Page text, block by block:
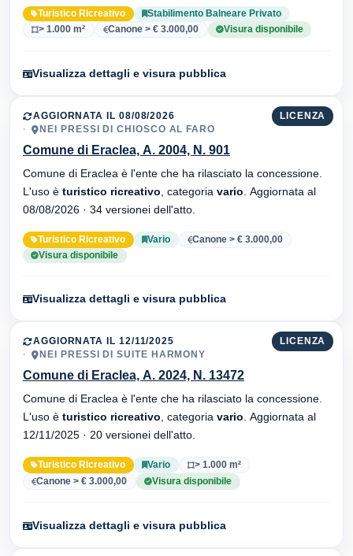
Turistico Ricreativo
Stabilimento Balneare Privato
> 1.000 m²
Canone > € 3.000,00 Visura disponibile
Visualizza dettagli e visura pubblica
LICENZA
AGGIORNATA IL 08/08/2026
NEI PRESSI DI CHIOSCO AL FARO
Comune di Eraclea, A. 2004, N. 901
Comune di Eraclea è l'ente che ha rilasciato la concessione.
L'uso è turistico ricreativo , categoria vario
08/08/2026 · 34 versionei dell'atto.
Turistico Ricreativo Vario
Canone > € 3.000,00
Visura disponibile
Visualizza dettagli e visura pubblica
LICENZA
AGGIORNATA IL 12/11/2025
NEI PRESSI DI SUITE HARMONY
Comune di Eraclea, A. 2024, N. 13472
Comune di Eraclea è l'ente che ha rilasciato la concessione.
L'uso è turistico ricreativo , categoria vario
12/11/2025 · 20 versionei dell'atto.
Turistico Ricreativo Vario
> 1.000 m²
Canone > € 3.000,00
Visura disponibile
Visualizza dettagli e visura pubblica